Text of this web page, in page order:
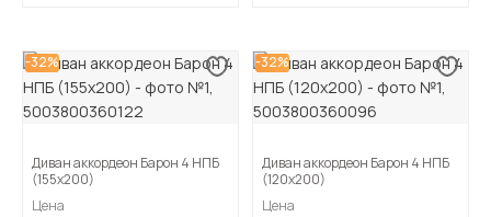
-32%
Диван аккордеон Барон 4 НПБ
(155х200)
Цена
-32%
Диван аккордеон Барон 4 НПБ
(120х200)
Цена